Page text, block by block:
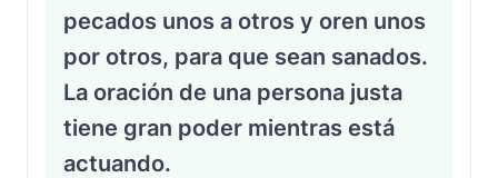
pecados unos a otros y oren unos
por otros, para que sean sanados.
La oración de una persona justa
tiene gran poder mientras está
actuando.